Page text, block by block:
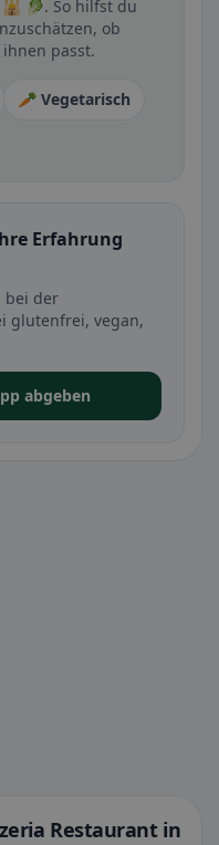
🥬. So hilfst du
ob
passt.
🥕 Vegetarisch
Erfahrung
bei der
glutenfrei, vegan,
abgeben
Restaurant in